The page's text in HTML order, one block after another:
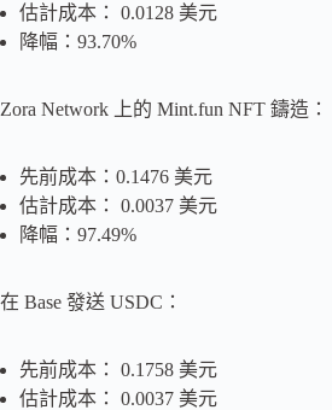
估計成本： 0.0128 美元
降幅：93.70%
Zora Network 上的 Mint.fun NFT 鑄造：
先前成本：0.1476 美元
估計成本： 0.0037 美元
降幅：97.49%
在 Base 發送 USDC：
先前成本： 0.1758 美元
估計成本： 0.0037 美元